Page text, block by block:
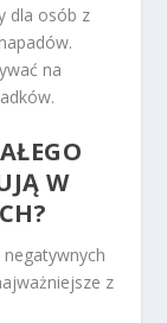
dla osób z
na
W
z